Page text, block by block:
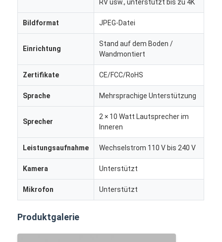
Selbstbestellungskiosk
Bildschirm des Schaufensters
Stange LCD-Anzeige
Tragbare digitale Beschilderung
Transparenter LCD-Bildschirm
Miet-LED-Anzeige
Touch Screen Tabelle
LED Filmbildschirm
Anzeige mit E-Tinte
Bar-LED-Anzeige
RV usw., unterstützt bis zu 4K
Bildformat JPEG-Datei
Einrichtung
Stand auf dem Boden /
Wandmontiert
Zertifikate CE/FCC/RoHS
Sprache Mehrsprachige Unterstützung
Sprecher
2 × 10 Watt Lautsprecher im
Inneren
Leistungsaufnahme Wechselstrom 110 V bis 240 V
Kamera Unterstützt
Mikrofon Unterstützt
Produktgalerie